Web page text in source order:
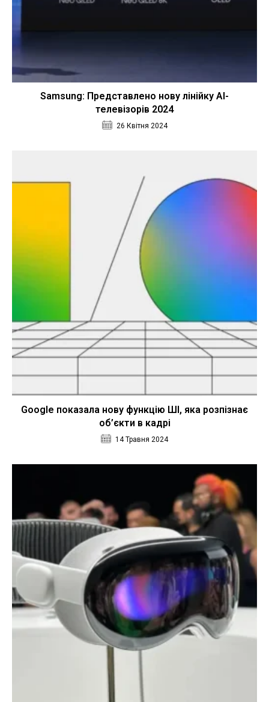
Samsung: Представлено нову лінійку AI-
телевізорів 2024
26 Квітня 2024
Google показала нову функцію ШІ, яка розпізнає
об’єкти в кадрі
14 Травня 2024